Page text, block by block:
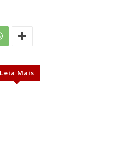
Leia Mais